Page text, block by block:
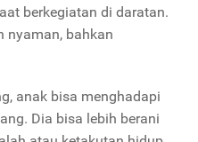
berkegiatan di daratan.
nyaman, bahkan
anak bisa menghadapi
Dia bisa lebih berani